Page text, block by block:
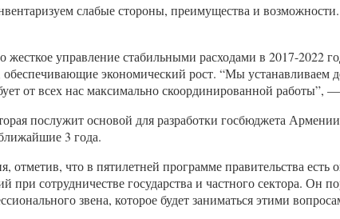
слабые стороны, преимущества и
управление стабильными расходами в 2017-2022
экономический рост. “Мы устанавливаем
от всех нас максимально скоординированной работы”,
послужит основой для разработки госбюджета
3 года.
что в пятилетней программе правительства
сотрудничестве государства и частного сектора. Он
звена, которое будет заниматься этими